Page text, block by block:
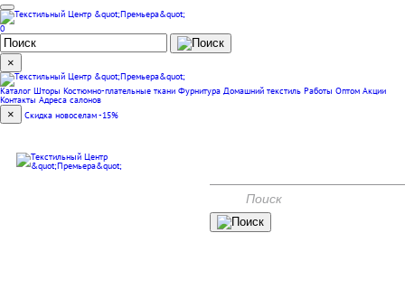
0
×
Каталог Шторы Костюмно-плательные ткани Фурнитура Домашний текстиль Работы Оптом Акции
Контакты Адреса салонов
× Скидка новоселам -15%
КОНТАКТЫ АКЦИИ